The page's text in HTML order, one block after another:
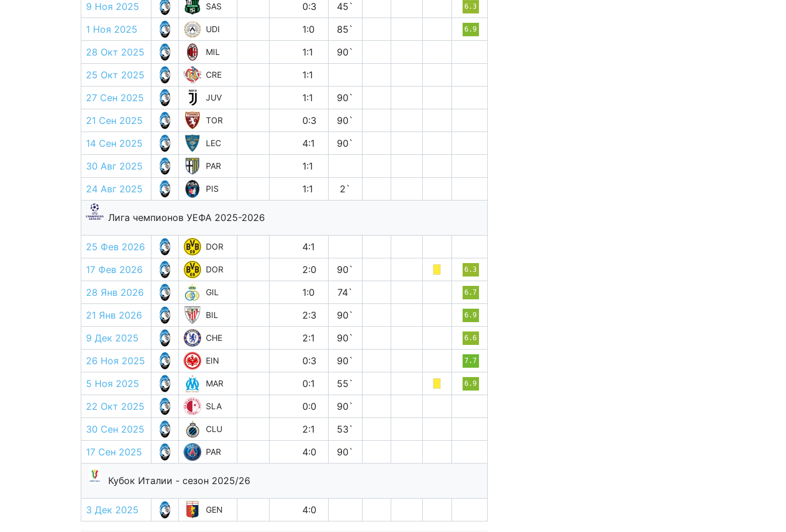
9 Ноя 2025 SAS 0:3 45` 6.3
1 Ноя 2025 UDI 1:0 85` 6.9
28 Окт 2025 MIL 1:1
90`
25 Окт 2025
CRE
1:1
27 Сен 2025
JUV 1:1
90`
21 Сен 2025
TOR 0:3
90`
14 Сен 2025
LEC 4:1
90`
30 Авг 2025
PAR
1:1
24 Авг 2025
PIS 1:1 2`
Лига чемпионов УЕФА 2025-2026
25 Фев 2026 DOR
4:1
17 Фев 2026
DOR 2:0 90` 6.3
28 Янв 2026 GIL 1:0 74` 6.7
21 Янв 2026 BIL 2:3 90` 6.9
9 Дек 2025 CHE 2:1 90` 6.6
26 Ноя 2025 EIN 0:3 90` 7.7
5 Ноя 2025 MAR 0:1 55` 6.9
22 Окт 2025 SLA 0:0
90`
30 Сен 2025
CLU 2:1
53`
17 Сен 2025
PAR 4:0 90`
Кубок Италии - сезон 2025/26
3 Дек 2025 GEN 4:0